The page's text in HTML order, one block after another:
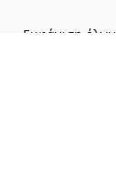
Εμφάνιση όλων